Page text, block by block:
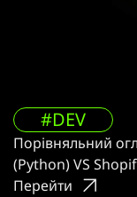
#DEV
Порівняльний
(Python) VS
Перейти